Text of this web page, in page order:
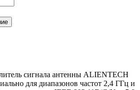
сигнала антенны ALIENTECH
для диапазонов частот 2,4 ГГц и